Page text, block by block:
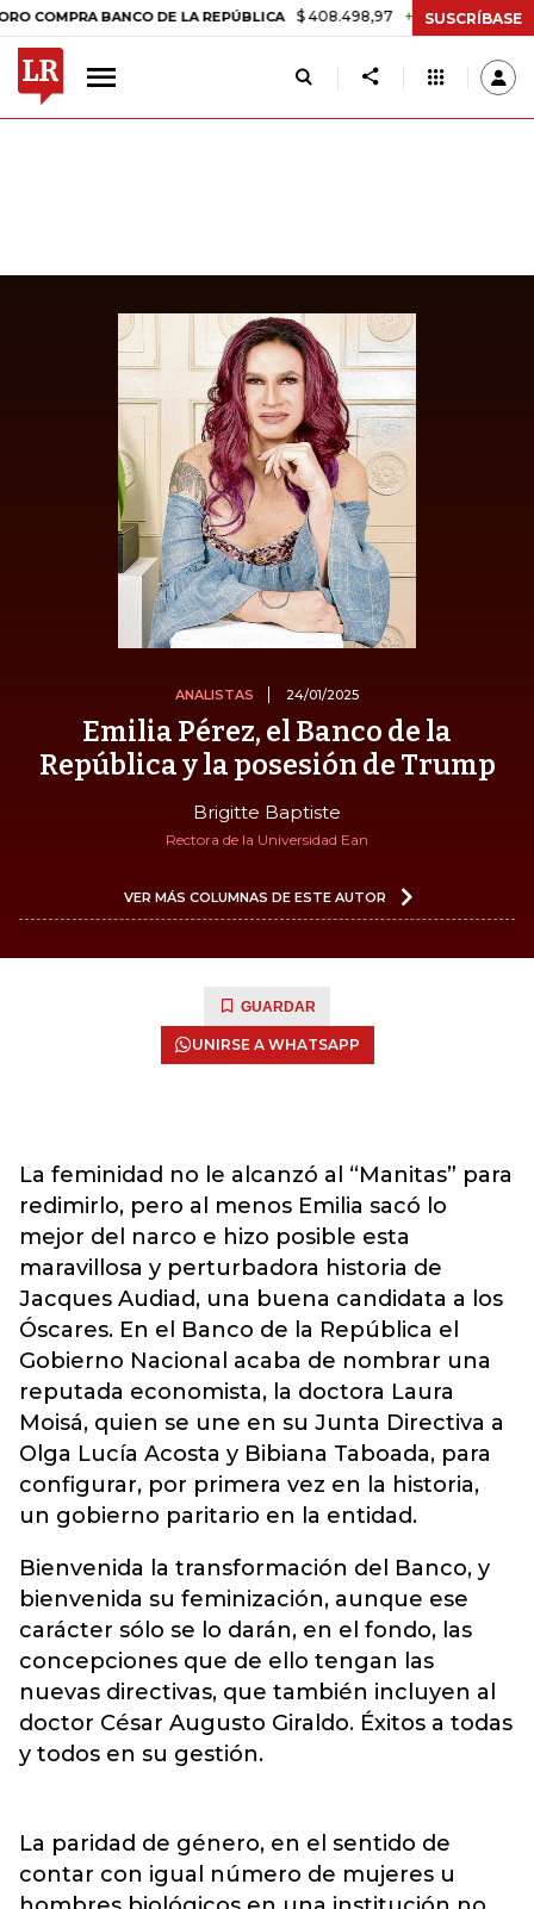
BANCO DE LA REPÚBLICA $ 408.498,97 +$ 8.753,81 +2,19%
SUSCRÍBASE
ANALISTAS 24/01/2025
Emilia Pérez, el Banco de la
República y la posesión de Trump
Brigitte Baptiste
Rectora de la Universidad Ean
VER MÁS COLUMNAS DE ESTE AUTOR
GUARDAR
UNIRSE A WHATSAPP
La feminidad no le alcanzó al “Manitas” para
redimirlo, pero al menos Emilia sacó lo
mejor del narco e hizo posible esta
maravillosa y perturbadora historia de
Jacques Audiad, una buena candidata a los
Óscares. En el Banco de la República el
Gobierno Nacional acaba de nombrar una
reputada economista, la doctora Laura
Moisá, quien se une en su Junta Directiva a
Olga Lucía Acosta y Bibiana Taboada, para
configurar, por primera vez en la historia,
un gobierno paritario en la entidad.
Bienvenida la transformación del Banco, y
bienvenida su feminización, aunque ese
carácter sólo se lo darán, en el fondo, las
concepciones que de ello tengan las
nuevas directivas, que también incluyen al
doctor César Augusto Giraldo. Éxitos a todas
y todos en su gestión.
La paridad de género, en el sentido de
contar con igual número de mujeres u